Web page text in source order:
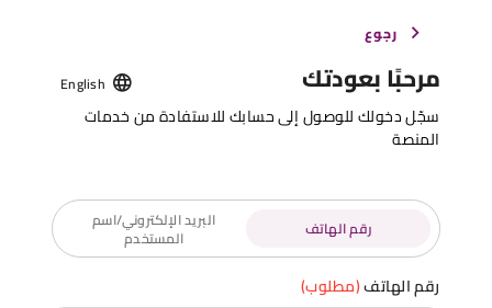
رجوع
مرحبًا بعودتك English
سجّل دخولك للوصول إلى حسابك للاستفادة من خدمات
المنصة
رقم الهاتف البريد الإلكتروني/اسم
المستخدم
رقم الهاتف(مطلوب)